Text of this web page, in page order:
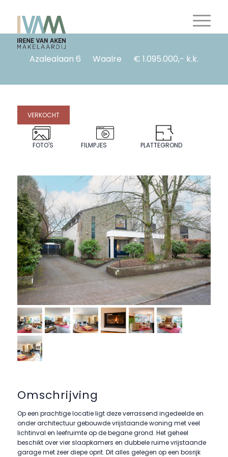
Azalealaan 6 Waalre € 1.095.000,- k.k.
VERKOCHT
FOTO'S FILMPJES PLATTEGROND
Omschrijving
Op een prachtige locatie ligt deze verrassend ingedeelde en
onder architectuur gebouwde vrijstaande woning met veel
lichtinval en leefruimte op de begane grond. Het geheel
beschikt over vier slaapkamers en dubbele ruime vrijstaande
garage met zeer diepe oprit. Dit alles gelegen op een bosrijk